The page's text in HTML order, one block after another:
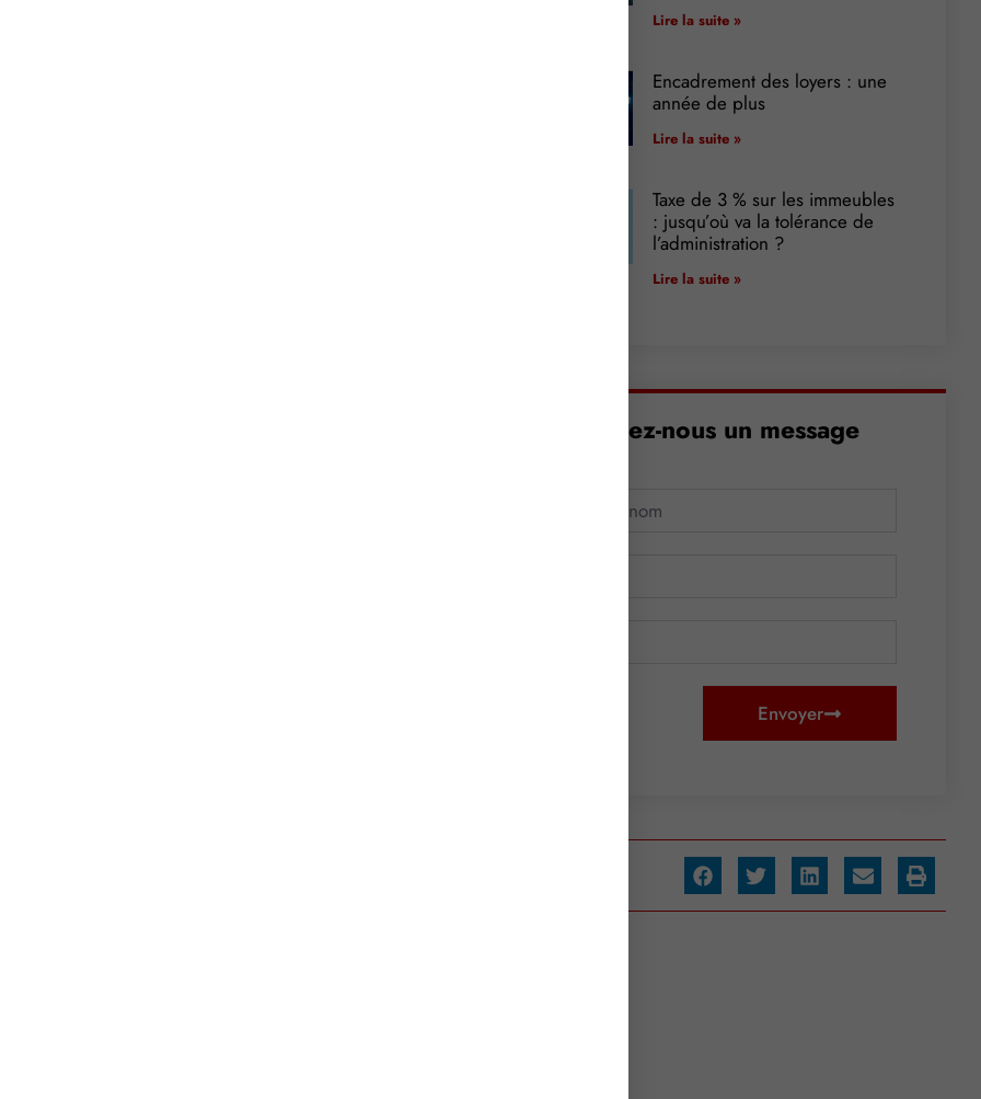
même lui transmettre un certain nombre
noter : au lieu de lui transmettre les
Mais dans certains domaines uniquement.
du travail peuvent concerner toutes
leur effectif (comme le règlement intérieur,
plus à être transmis à l’inspecteur du travail
tableau suivant récapitule tous ces
Lire la suite »
Encadrement des loyers : une
année de plus
Lire la suite »
Taxe de 3 % sur les immeubles
: jusqu’où va la tolérance de
l’administration ?
Lire la suite »
Envoyez-nous un message
Envoyer